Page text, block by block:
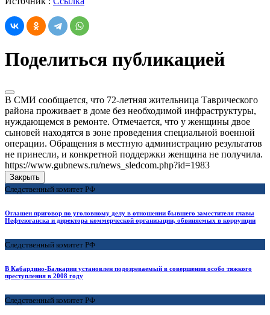
Поделиться публикацией
В СМИ сообщается, что 72-летняя жительница Таврического
района проживает в доме без необходимой инфраструктуры,
нуждающемся в ремонте. Отмечается, что у женщины двое
сыновей находятся в зоне проведения специальной военной
операции. Обращения в местную администрацию результатов
не принесли, и конкретной поддержки женщина не получила.
https://www.gubnews.ru/news_sledcom.php?id=1983
Закрыть
Следственный комитет РФ
Оглашен приговор по уголовному делу в отношении бывшего заместителя главы
Нефтеюганска и директора коммерческой организации, обвиняемых в коррупции
Следственный комитет РФ
В Кабардино-Балкарии установлен подозреваемый в совершении особо тяжкого
преступления в 2008 году
Следственный комитет РФ